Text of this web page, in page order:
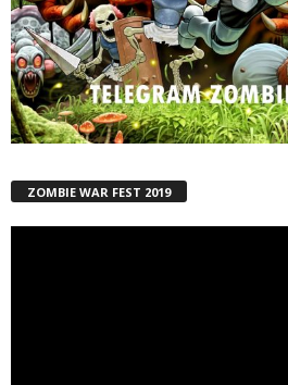
ZOMBIE WAR FEST 2019